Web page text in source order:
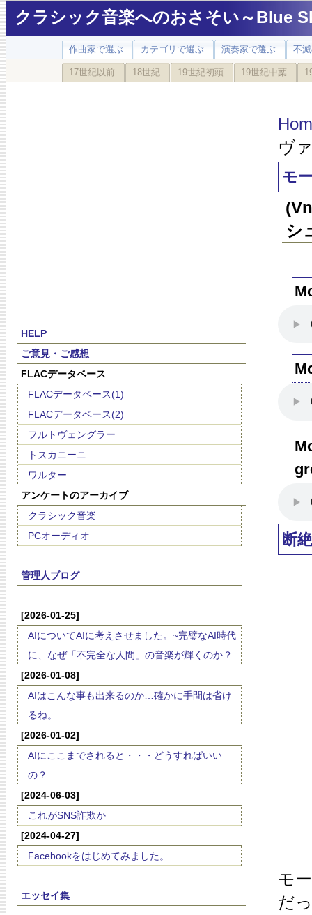
クラシック音楽へのおさそい～Blue
作曲家で選ぶ カテゴリで選ぶ 演奏家で選ぶ 不
17世紀以前 18世紀 19世紀初頭 19世紀中葉
HELP
ご意見・ご感想
FLACデータベース
FLACデータベース(1)
FLACデータベース(2)
フルトヴェングラー
トスカニーニ
ワルター
アンケートのアーカイブ
クラシック音楽
PCオーディオ
管理人ブログ
[2026-01-25]
AIについてAIに考えさせました。~完璧なAI時代
に、なぜ「不完全な人間」の音楽が輝くのか？
[2026-01-08]
AIはこんな事も出来るのか…確かに手間は省け
るね。
[2026-01-02]
AIにここまでされると・・・どうすればいい
の？
[2024-06-03]
これがSNS詐欺か
[2024-04-27]
Facebookをはじめてみました。
エッセイ集
ヴ
モ
シ
断
モ
だ